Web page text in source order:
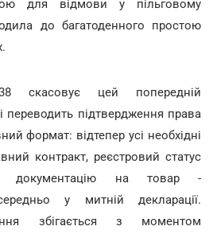
для відмови у пільговому
до багатоденного простою
цей попередній
переводить підтвердження права
формат: відтепер усі необхідні
контракт, реєстровий статус
документацію на товар -
у митній декларації.
збігається з моментом